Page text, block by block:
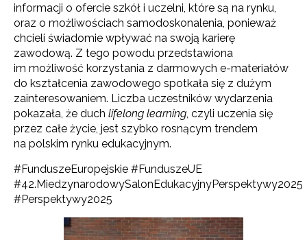
informacji o ofercie szkół i uczelni, które są na rynku,
oraz o możliwościach samodoskonalenia, ponieważ
chcieli świadomie wpływać na swoją karierę
zawodową. Z tego powodu przedstawiona
im możliwość korzystania z darmowych e-materiałów
do kształcenia zawodowego spotkała się z dużym
zainteresowaniem. Liczba uczestników wydarzenia
pokazała, że duch lifelong learning , czyli uczenia się
przez całe życie, jest szybko rosnącym trendem
na polskim rynku edukacyjnym.
#FunduszeEuropejskie #FunduszeUE
#42.MiedzynarodowySalonEdukacyjnyPerspektywy2025
#Perspektywy2025